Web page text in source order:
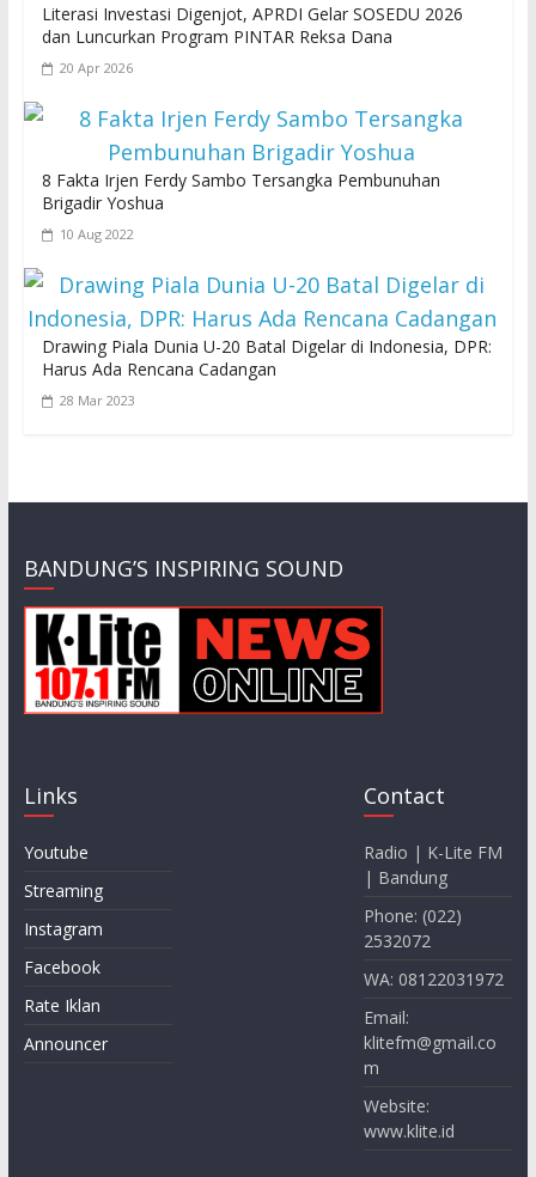
Literasi Investasi Digenjot, APRDI Gelar SOSEDU 2026
dan Luncurkan Program PINTAR Reksa Dana
20 Apr 2026
8 Fakta Irjen Ferdy Sambo Tersangka Pembunuhan
Brigadir Yoshua
10 Aug 2022
Drawing Piala Dunia U-20 Batal Digelar di Indonesia, DPR:
Harus Ada Rencana Cadangan
28 Mar 2023
BANDUNG’S INSPIRING SOUND
Links
Youtube
Streaming
Instagram
Facebook
Rate Iklan
Announcer
Contact
Radio | K-Lite FM
| Bandung
Phone: (022)
2532072
WA: 08122031972
Email:
klitefm@gmail.co
m
Website:
www.klite.id